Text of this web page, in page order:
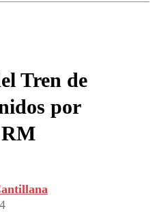
Tren de
por